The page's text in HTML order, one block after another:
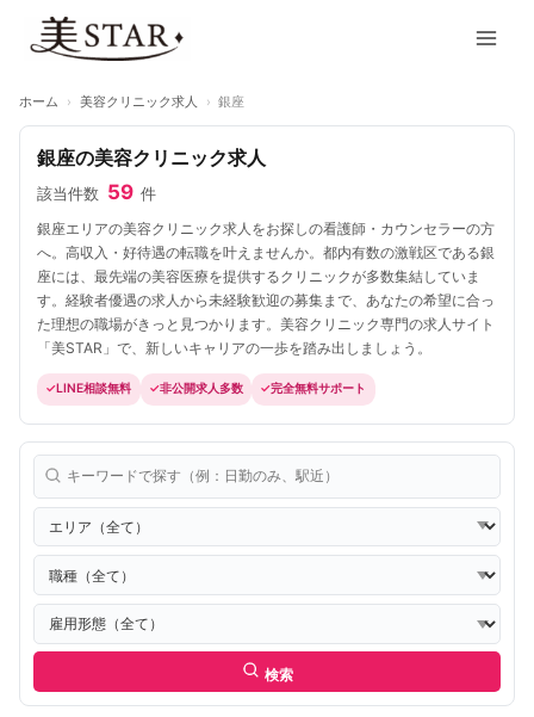
ホーム › 美容クリニック求人 › 銀座
銀座の美容クリニック求人
該当件数 59 件
銀座エリアの美容クリニック求人をお探しの看護師・カウンセラーの方
へ。高収入・好待遇の転職を叶えませんか。都内有数の激戦区である銀
座には、最先端の美容医療を提供するクリニックが多数集結していま
す。経験者優遇の求人から未経験歓迎の募集まで、あなたの希望に合っ
た理想の職場がきっと見つかります。美容クリニック専門の求人サイト
「美STAR」で、新しいキャリアの一歩を踏み出しましょう。
LINE相談無料 非公開求人多数 完全無料サポート
検索